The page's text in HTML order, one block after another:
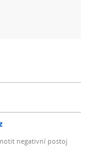
negativní postoj